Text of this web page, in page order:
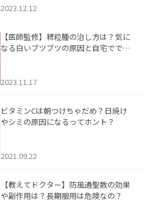
2023.12.12
【医師監修】稗粒腫の治し方は？気に
なる白いブツブツの原因と自宅ででき
2023.11.17
ビタミンCは朝つけちゃだめ？日焼け
やシミの原因になるってホント？
2021.09.22
【教えてドクター】防風通聖散の効果
や副作用は？長期服用は危険なの？